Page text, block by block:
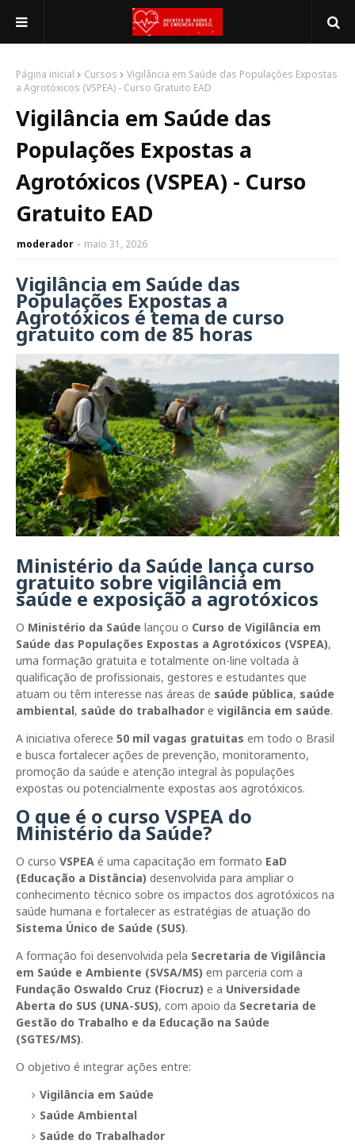
Página inicial Cursos
Vigilância em Saúde das Populações Expostas
a Agrotóxicos (VSPEA) - Curso Gratuito EAD
Vigilância em Saúde das
Populações Expostas a
Agrotóxicos (VSPEA) - Curso
Gratuito EAD
moderador maio 31, 2026
Vigilância em Saúde das
Populações Expostas a
Agrotóxicos é tema de curso
gratuito comde 85 horas
Ministério da Saúde lança curso
gratuito sobre vigilância em
saúde e exposição a agrotóxicos
O Ministério da Saúde lançou o Curso de Vigilância em
Saúde das Populações Expostas a Agrotóxicos (VSPEA),
uma formação gratuita e totalmente on-line voltada à
qualificação de profissionais, gestores e estudantes que
atuam ou têm interesse nas áreas de saúde pública, saúde
ambiental, saúde do trabalhador e vigilância em saúde.
A iniciativa oferece 50 mil vagas gratuitas em todo o Brasil
e busca fortalecer ações de prevenção, monitoramento,
promoção da saúde e atenção integral às populações
expostas ou potencialmente expostas aos agrotóxicos.
O que é o curso VSPEA do
Ministério da Saúde?
O curso VSPEA é uma capacitação em formato EaD
(Educação a Distância) desenvolvida para ampliar o
conhecimento técnico sobre os impactos dos agrotóxicos na
saúde humana e fortalecer as estratégias de atuação do
Sistema Único de Saúde (SUS).
A formação foi desenvolvida pela Secretaria de Vigilância
em Saúde e Ambiente (SVSA/MS) em parceria com a
Fundação Oswaldo Cruz (Fiocruz) e a Universidade
Aberta do SUS (UNA-SUS), com apoio da Secretaria de
Gestão do Trabalho e da Educação na Saúde
(SGTES/MS).
O objetivo é integrar ações entre:
Vigilância em Saúde
Saúde Ambiental
Saúde do Trabalhador